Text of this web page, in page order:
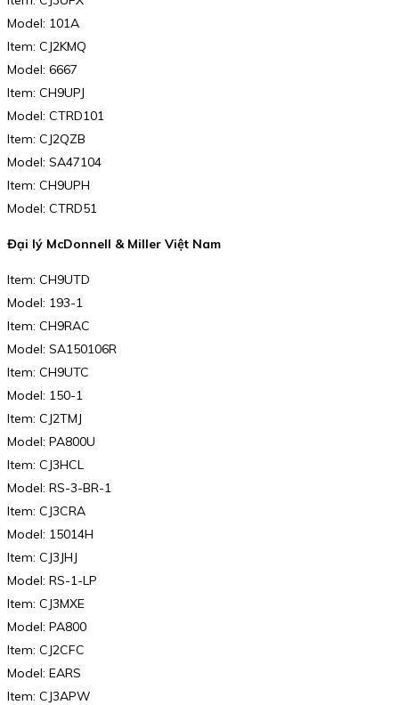
Model: 101A
Item: CJ2KMQ
Model: 6667
Item: CH9UPJ
Model: CTRD101
Item: CJ2QZB
Model: SA47104
Item: CH9UPH
Model: CTRD51
Đại lý McDonnell & Miller Việt Nam
Item: CH9UTD
Model: 193-1
Item: CH9RAC
Model: SA150106R
Item: CH9UTC
Model: 150-1
Item: CJ2TMJ
Model: PA800U
Item: CJ3HCL
Model: RS-3-BR-1
Item: CJ3CRA
Model: 15014H
Item: CJ3JHJ
Model: RS-1-LP
Item: CJ3MXE
Model: PA800
Item: CJ2CFC
Model: EARS
Item: CJ3APW